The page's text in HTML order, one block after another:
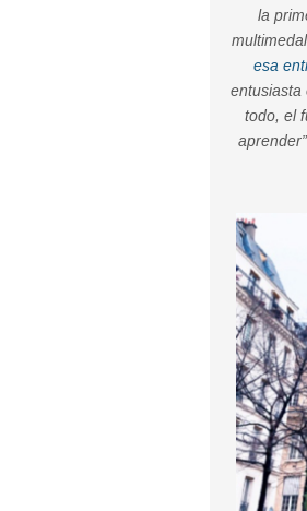
la
esa
entusiasta
todo, el